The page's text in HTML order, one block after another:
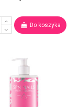
Do koszyka